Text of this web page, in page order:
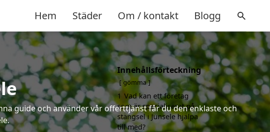
Hem Städer Om / kontakt Blogg
guide och använder vår offerttjänst får du den enklaste och
Innehållsförteckning
gömma
1 Vad kan ett företag
som är specialiserat på
stängsel i Junsele hjälpa
till med?